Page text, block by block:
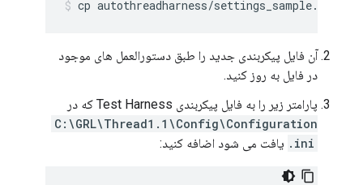
cp autothreadharness/settings_sample.py
آن فایل پیکربندی جدید را طبق دستورالعمل های موجود
در فایل به روز کنید.
پارامتر زیر را به فایل پیکربندی Test Harness که در
C:\GRL\Thread1.1\Config\Configuration
.ini یافت می شود اضافه کنید: